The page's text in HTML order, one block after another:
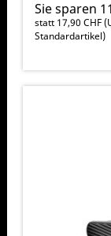
Sie sparen
statt 17,90 CHF(
Standardartikel)